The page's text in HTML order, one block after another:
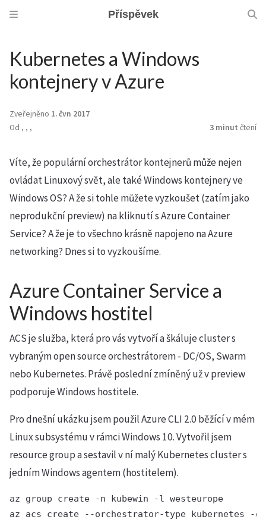
Příspěvek
Kubernetes a Windows
kontejnery v Azure
Zveřejněno 1. čvn 2017
Od , , , 3 minut čtení
Víte, že populární orchestrátor kontejnerů může nejen
ovládat Linuxový svět, ale také Windows kontejnery ve
Windows OS? A že si tohle můžete vyzkoušet (zatím jako
neprodukční preview) na kliknutí s Azure Container
Service? A že je to všechno krásně napojeno na Azure
networking? Dnes si to vyzkoušíme.
Azure Container Service a
Windows hostitel
ACS je služba, která pro vás vytvoří a škáluje cluster s
vybraným open source orchestrátorem - DC/OS, Swarm
nebo Kubernetes. Právě poslední zmíněný už v preview
podporuje Windows hostitele.
Pro dnešní ukázku jsem použil Azure CLI 2.0 běžící v mém
Linux subsystému v rámci Windows 10. Vytvořil jsem
resource group a sestavil v ní malý Kubernetes cluster s
jedním Windows agentem (hostitelem).
az group create -n kubewin -l westeurope